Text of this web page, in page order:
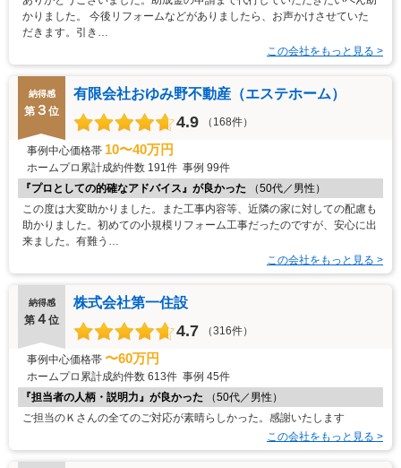
かりました。 今後リフォームなどがありましたら、お声かけさせていた
だきます。引き…
この会社をもっと見る >
納得感
第 ３ 位
有限会社おゆみ野不動産（エステホーム）
4.9 （168件）
事例中心価格帯 10〜40万円
ホームプロ累計成約件数 191件 事例 99件
『プロとしての的確なアドバイス』が良かった
（50代／男性）
この度は大変助かりました。また工事内容等、近隣の家に対しての配慮も
助かりました。初めての小規模リフォーム工事だったのですが、安心に出
来ました。有難う…
この会社をもっと見る >
納得感
第 ４ 位
株式会社第一住設
4.7 （316件）
事例中心価格帯 〜60万円
ホームプロ累計成約件数 613件 事例 45件
『担当者の人柄・説明力』が良かった
（50代／男性）
ご担当のＫさんの全てのご対応が素晴らしかった。感謝いたします
この会社をもっと見る >